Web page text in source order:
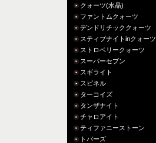
クォーツ(水晶)
ファントムクォーツ
デンドリチッククォーツ
スティブナイトinクォーツ
ストロベリークォーツ
スーパーセブン
スギライト
スピネル
ターコイズ
タンザナイト
チャロアイト
ティファニーストーン
トパーズ